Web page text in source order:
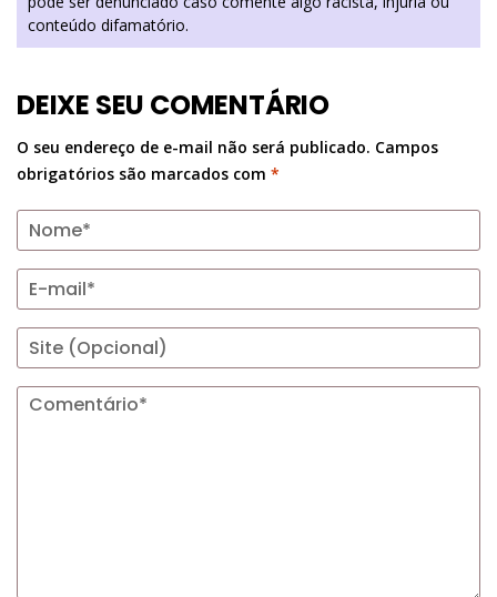
conteúdo difamatório.
DEIXE SEU COMENTÁRIO
O seu endereço de e-mail não será publicado. Campos
obrigatórios são marcados com *